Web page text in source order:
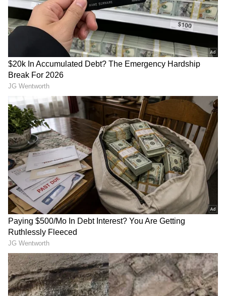
Image Credit : Our Own
ಯಾರು ಈ ಮಾಯಾ ಟಾಟಾ?
ಮಾಯಾ ಟಾಟಾ ಅವರು ಉದ್ಯಮಿ ನೋಯೆಲ್ ಟಾಟಾ
ಹಾಗೂ ಆಲೂ ಮಿಸ್ತ್ರಿ (ಟಾಟಾ ಟ್ರಸ್ಟ್ಸ್‌ನ ಮಾಜಿ ಮುಖ್ಯಸ್ಥ
ದಿವಂಗತ ಸೈರಸ್ ಮಿಸ್ತ್ರಿ ಅವರ ಸಹೋದರಿ) ದಂಪತಿಯ
ಪುತ್ರಿ. ವಿದೇಶದಲ್ಲಿ ಉನ್ನತ ಶಿಕ್ಷಣ ಪೂರೈಸಿರುವ ಮಾಯಾ,
ಬ್ರಿಟನ್‌ನ ಪ್ರಸಿದ್ಧ 'ಬೇಯ್ಸ್ ಬಿಸಿನೆಸ್ ಸ್ಕೂಲ್' (Bays
Business School) ಹಾಗೂ 'ವಾರ್ವಿಕ್
ವಿಶ್ವವಿದ್ಯಾಲಯ'ದಿಂದ (University of Warwick) ಪದವಿ
ಪಡೆದಿದ್ದಾರೆ. ಟಾಟಾ ಗ್ರೂಪ್‌ನ ಹಿರಿಯ ಪೀಳಿಗೆಯ
ಉತ್ತರಾಧಿಕಾರಿಯಾಗಿ ಈಗಾಗಲೇ ಅವರು ಸಮೂಹದ ವಿವಿಧ
ಕಂಪನಿಗಳಲ್ಲಿ ಸದ್ದಿಲ್ಲದೆ ಪ್ರಮುಖ ಹುದ್ದೆಗಳನ್ನು ನಿಭಾಯಿಸಿ
ಅಪಾರ ಅನುಭವ ಗಳಿಸಿದ್ದಾರೆ.